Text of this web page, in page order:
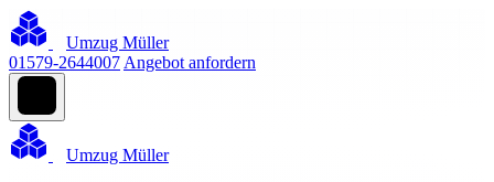
Umzug Müller
01579-2644007 Angebot anfordern
Umzug Müller